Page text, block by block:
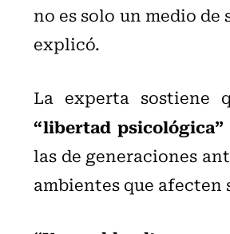
no es solo un medio
explicó.
La experta sostiene
“libertad
las de generaciones
ambientes que